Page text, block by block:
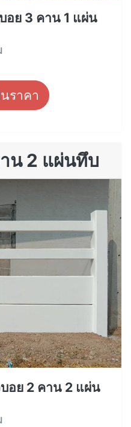
อย 3 คาน 1 แผ่น
ราคา
น 2 แผ่นทึบ
อย 2 คาน 2 แผ่น